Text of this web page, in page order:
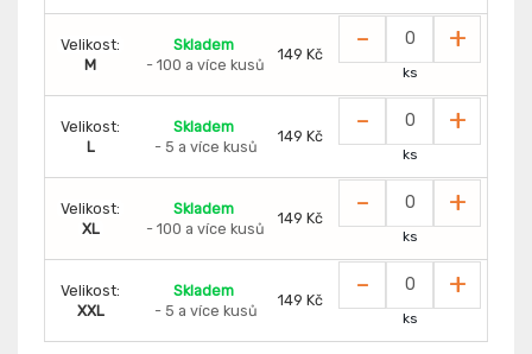
Velikost:
M
Skladem
- 100 a více kusů
149 Kč - +
ks
Velikost:
L
Skladem
- 5 a více kusů
149 Kč - +
ks
Velikost:
XL
Skladem
- 100 a více kusů
149 Kč - +
ks
Velikost:
XXL
Skladem
- 5 a více kusů
149 Kč - +
ks